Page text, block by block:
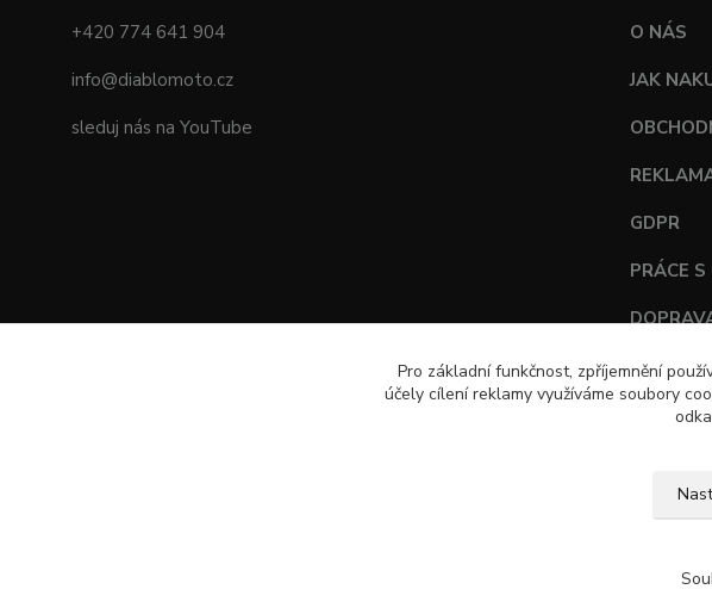
+420 774 641 904
info@diablomoto.cz
sleduj nás na YouTube
O NÁS
JAK
GDPR
PRÁCE S
Pro základní funkčnost, zpříjemnění
účely cílení reklamy využíváme soubory